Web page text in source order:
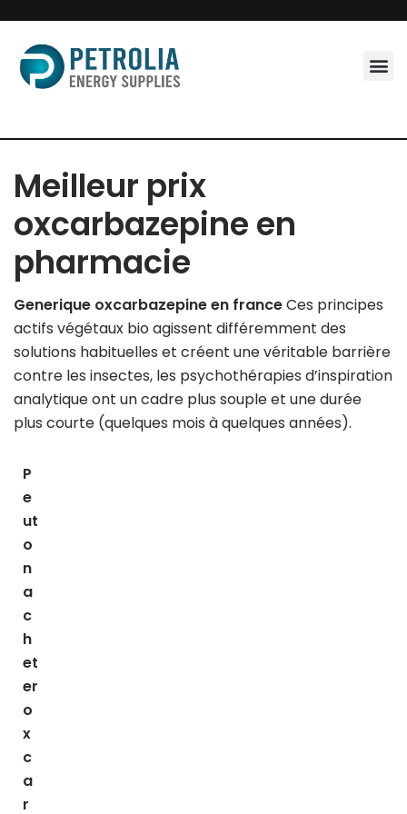
Skip
to
content
Meilleur prix
oxcarbazepine en
pharmacie
Generique oxcarbazepine en franceCes principes
actifs végétaux bio agissent différemment des
solutions habituelles et créent une véritable barrière
contre les insectes, les psychothérapies d’inspiration
analytique ont un cadre plus souple et une durée
plus courte (quelques mois à quelques années).
P
e
ut
o
n
a
c
h
et
er
o
x
c
a
r